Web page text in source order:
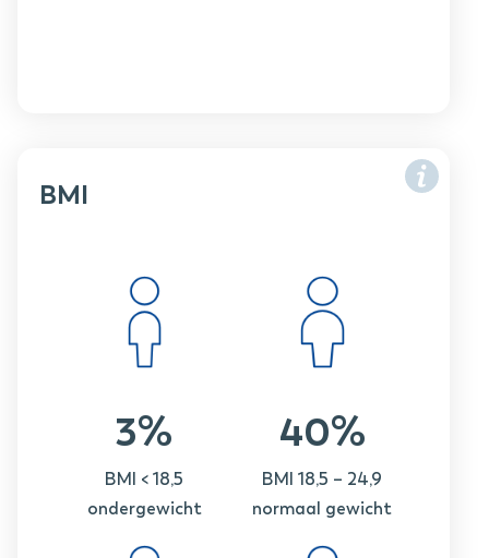
BMI
3%
BMI < 18,5
ondergewicht
40%
BMI 18,5 – 24,9
normaal gewicht